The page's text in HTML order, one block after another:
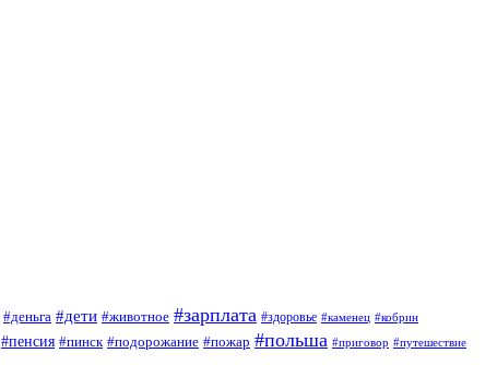
#деньга #дети #животное #зарплата #здоровье #каменец #кобрин
#пенсия #пинск #подорожание #пожар #польша #приговор #путешествие